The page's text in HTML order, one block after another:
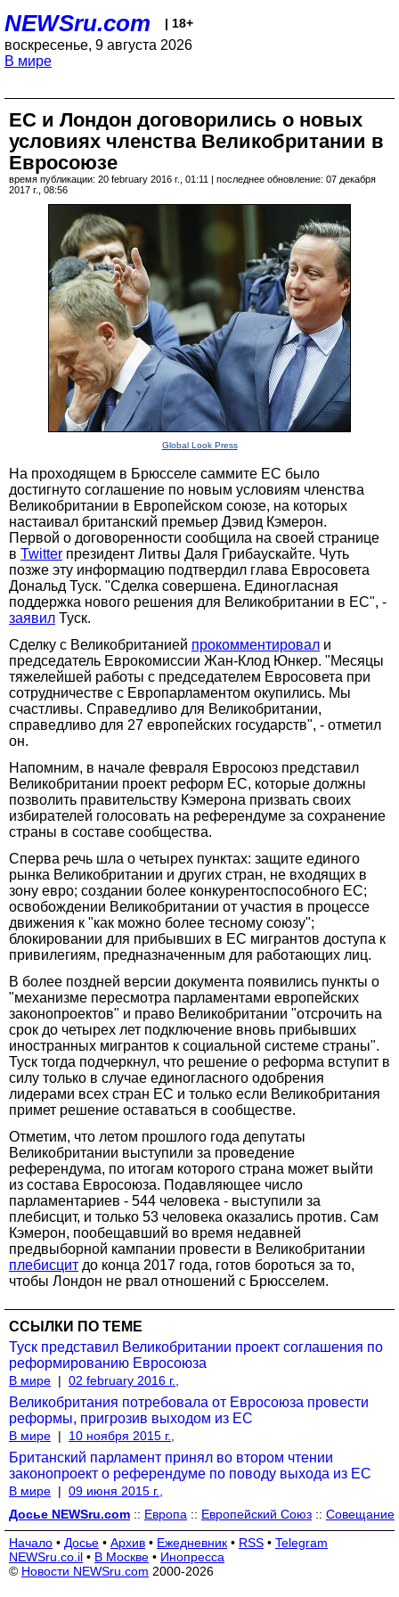
NEWSru.com | 18+
воскресенье, 9 августа 2026
В мире
ЕС и Лондон договорились о новых
условиях членства Великобритании в
Евросоюзе
время публикации: 20 february 2016 г., 01:11 | последнее обновление: 07 декабря
2017 г., 08:56
Global Look Press
На проходящем в Брюсселе саммите ЕС было
достигнуто соглашение по новым условиям членства
Великобритании в Европейском союзе, на которых
настаивал британский премьер Дэвид Кэмерон.
Первой о договоренности сообщила на своей странице
в Twitter президент Литвы Даля Грибаускайте. Чуть
позже эту информацию подтвердил глава Евросовета
Дональд Туск. "Сделка совершена. Единогласная
поддержка нового решения для Великобритании в ЕС", -
заявил Туск.
Сделку с Великобританией прокомментировал и
председатель Еврокомиссии Жан-Клод Юнкер. "Месяцы
тяжелейшей работы с председателем Евросовета при
сотрудничестве с Европарламентом окупились. Мы
счастливы. Справедливо для Великобритании,
справедливо для 27 европейских государств", - отметил
он.
Напомним, в начале февраля Евросоюз представил
Великобритании проект реформ ЕС, которые должны
позволить правительству Кэмерона призвать своих
избирателей голосовать на референдуме за сохранение
страны в составе сообщества.
Сперва речь шла о четырех пунктах: защите единого
рынка Великобритании и других стран, не входящих в
зону евро; создании более конкурентоспособного ЕС;
освобождении Великобритании от участия в процессе
движения к "как можно более тесному союзу";
блокировании для прибывших в ЕС мигрантов доступа к
привилегиям, предназначенным для работающих лиц.
В более поздней версии документа появились пункты о
"механизме пересмотра парламентами европейских
законопроектов" и право Великобритании "отсрочить на
срок до четырех лет подключение вновь прибывших
иностранных мигрантов к социальной системе страны".
Туск тогда подчеркнул, что решение о реформа вступит в
силу только в случае единогласного одобрения
лидерами всех стран ЕС и только если Великобритания
примет решение оставаться в сообществе.
Отметим, что летом прошлого года депутаты
Великобритании выступили за проведение
референдума, по итогам которого страна может выйти
из состава Евросоюза. Подавляющее число
парламентариев - 544 человека - выступили за
плебисцит, и только 53 человека оказались против. Сам
Кэмерон, пообещавший во время недавней
предвыборной кампании провести в Великобритании
плебисцит до конца 2017 года, готов бороться за то,
чтобы Лондон не рвал отношений с Брюсселем.
ССЫЛКИ ПО ТЕМЕ
Туск представил Великобритании проект соглашения по
реформированию Евросоюза
В мире | 02 february 2016 г.,
Великобритания потребовала от Евросоюза провести
реформы, пригрозив выходом из ЕС
В мире | 10 ноября 2015 г.,
Британский парламент принял во втором чтении
законопроект о референдуме по поводу выхода из ЕС
В мире | 09 июня 2015 г.,
Досье NEWSru.com :: Европа :: Европейский Союз :: Совещание
Начало • Досье • Архив • Ежедневник • RSS • Telegram
NEWSru.co.il • В Москве • Инопресса
© Новости NEWSru.com 2000-2026